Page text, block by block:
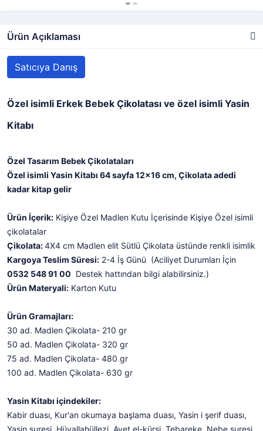
Ürün Açıklaması
Satıcıya Danış
Özel isimli Erkek Bebek Çikolatası ve özel isimli Yasin
Kitabı
Özel Tasarım Bebek Çikolataları
Özel isimli Yasin Kitabı 64 sayfa 12x16 cm, Çikolata adedi
kadar kitap gelir
Ürün İçerik: Kişiye Özel Madlen Kutu İçerisinde Kişiye Özel isimli
çikolatalar
Çikolata:4X4 cm Madlen elit Sütlü Çikolata üstünde renkli isimlik
Kargoya Teslim Süresi: 2-4 İş Günü (Aciliyet Durumları İçin
0532 548 91 00 Destek hattından bilgi alabilirsiniz.)
Ürün Materyali: Karton Kutu
Ürün Gramajları:
30 ad. Madlen Çikolata- 210 gr
50 ad. Madlen Çikolata- 320 gr
75 ad. Madlen Çikolata- 480 gr
100 ad. Madlen Çikolata- 630 gr
Yasin Kitabı içindekiler:
Kabir duası, Kur'an okumaya başlama duası, Yasin i şerif duası,
Yasin suresi, Hüvallahüllezi, Ayet el-kürsi, Tebareke, Nebe suresi,